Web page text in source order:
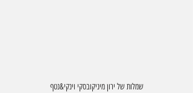
שמלות של ירון מיניקובסקי וינקי&נטף